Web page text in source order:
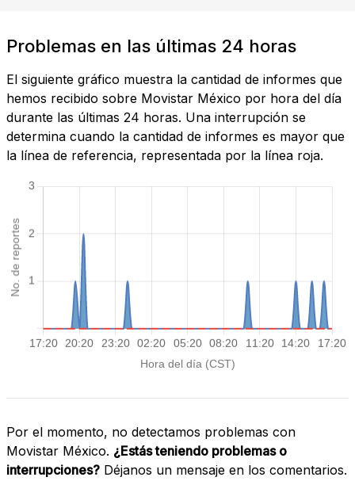
Problemas en las últimas 24 horas
El siguiente gráfico muestra la cantidad de informes que
hemos recibido sobre Movistar México por hora del día
durante las últimas 24 horas. Una interrupción se
determina cuando la cantidad de informes es mayor que
la línea de referencia, representada por la línea roja.
Por el momento, no detectamos problemas con
Movistar México. ¿Estás teniendo problemas o
interrupciones? Déjanos un mensaje en los comentarios.